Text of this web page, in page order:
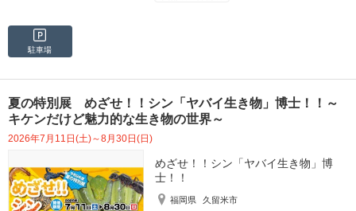
駐車場
夏の特別展 めざせ！！シン「ヤバイ生き物」博士！！～
キケンだけど魅力的な生き物の世界～
2026年7月11日(土)～8月30日(日)
めざせ！！シン「ヤバイ生き物」博
士！！
福岡県
久留米市